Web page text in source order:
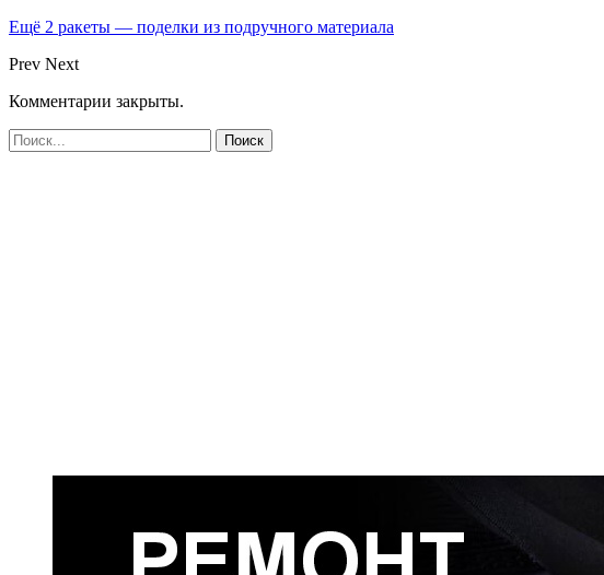
Ещё 2 ракеты — поделки из подручного материала
Prev Next
Комментарии закрыты.